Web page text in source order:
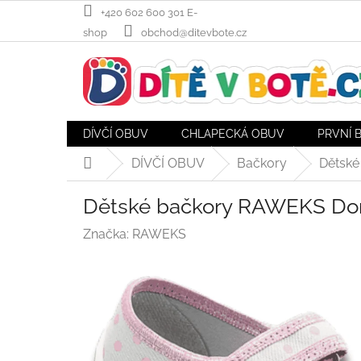
obsah
+420 602 600 301 E-
shop
obchod@ditevbote.cz
DÍVČÍ OBUV CHLAPECKÁ OBUV PRVNÍ
DomůDÍVČÍ OBUV Bačkory
Dětské bačkory RAWEKS
Značka: RAWEKS